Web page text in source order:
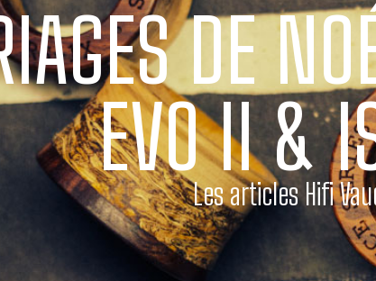
DE
EVO II &
Les articles Hifi